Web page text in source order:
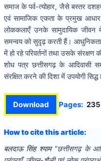
समाज के पर्व-त्योहार, जैसे बस्तर
एवं सामाजिक एकता के प्रमुख
लोककलाएँ उनके सामुदायिक जीवन
समन्वय को सुदृढ़ करती हैं।
में हो रहे परिवर्तनों तथा उसके संरक्षण
शोध पत्र छत्तीसगढ़ के आदिवासी
संरक्षित करने की दिशा में उपयोगी सिद्ध
Download Pages:
How to cite this article:
बलदाऊ सिंह श्याम "छत्तीसगढ़ के